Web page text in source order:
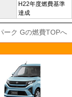
H22年度燃費基準
達成
ーク Gの燃費TOPへ